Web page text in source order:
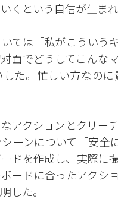
くという自信が生まれ
ては「私がこういう
面でどうしてこんな
た。忙しい方なの
アクションとクリー
ーンについて「安
ドを作成し、実際に
ードに合ったアクシ
した。